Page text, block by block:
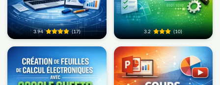
3.94 (17) 3.2 (10)